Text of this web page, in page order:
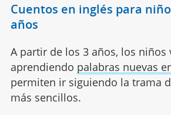
Cuentos en inglés para
años
A partir de los 3 años, los niños
aprendiendo palabras nuevas
permiten ir siguiendo la trama
más sencillos.